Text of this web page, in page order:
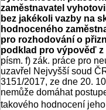
zaměstnavatel
bez jakékoli vazby na
hodnoceného
pro rozhodování o
podklad pro výpověď
písm. f) zák. práce pro
uzavřel Nejvyšší soud
3151/2017, ze dne 20.
nemůže domáhat
takového hodnocení